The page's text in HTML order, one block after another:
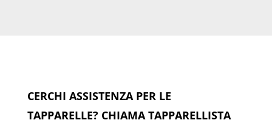
CERCHI ASSISTENZA PER LE
TAPPARELLE? CHIAMA TAPPARELLISTA